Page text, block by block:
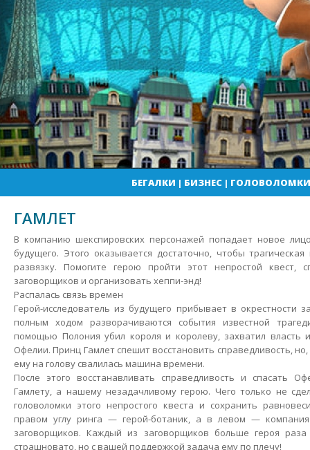
БЕГАЛКИ | БИЗНЕС| ГОЛОВОЛОМКИ
ГАМЛЕТ
В компанию шекспировских персонажей попадает новое
будущего. Этого оказывается достаточно, чтобы
развязку. Помогите герою пройти этот непростой квест,
заговорщиков и организовать хеппи-энд!
Распалась связь времен
Герой-исследователь из будущего прибывает в окрестности
полным ходом разворачиваются события известной
помощью Полония убил короля и королеву, захватил власть
Офелии. Принц Гамлет спешит восстановить справедливость,
ему на голову свалилась машина времени.
После этого восстанавливать справедливость и спасать
Гамлету, а нашему незадачливому герою. Чего только не
головоломки этого непростого квеста и сохранить
правом углу ринга — герой-ботаник, а в левом —
заговорщиков. Каждый из заговорщиков больше героя
страшновато, но с вашей поддержкой задача ему по плечу!